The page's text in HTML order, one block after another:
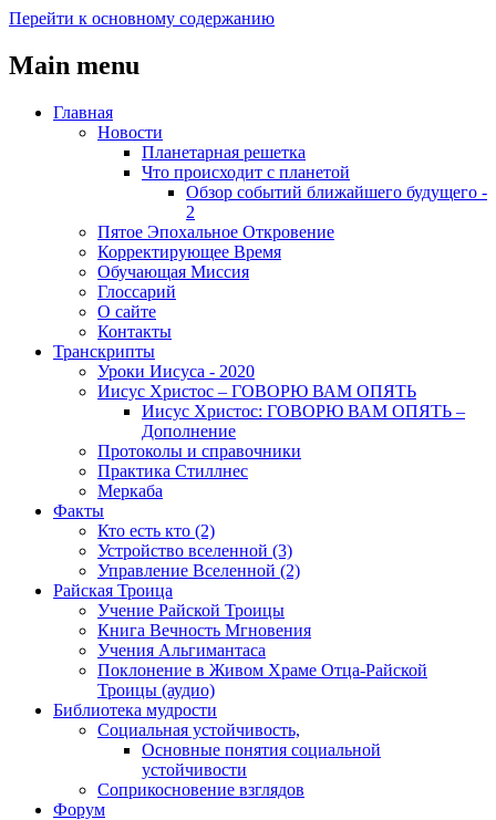
Перейти к основному содержанию
Main menu
Главная
Новости
Планетарная решетка
Что происходит с планетой
Обзор событий ближайшего будущего -
2
Пятое Эпохальное Откровение
Корректирующее Время
Обучающая Миссия
Глоссарий
О сайте
Контакты
Транскрипты
Уроки Иисуса - 2020
Иисус Христос – ГОВОРЮ ВАМ ОПЯТЬ
Иисус Христос: ГОВОРЮ ВАМ ОПЯТЬ –
Дополнение
Протоколы и справочники
Практика Стиллнес
Меркаба
Факты
Кто есть кто (2)
Устройство вселенной (3)
Управление Вселенной (2)
Райская Троица
Учение Райской Троицы
Книга Вечность Мгновения
Учения Альгимантаса
Поклонение в Живом Храме Отца-Райской
Троицы (аудио)
Библиотека мудрости
Социальная устойчивость,
Основные понятия социальной
устойчивости
Соприкосновение взглядов
Форум